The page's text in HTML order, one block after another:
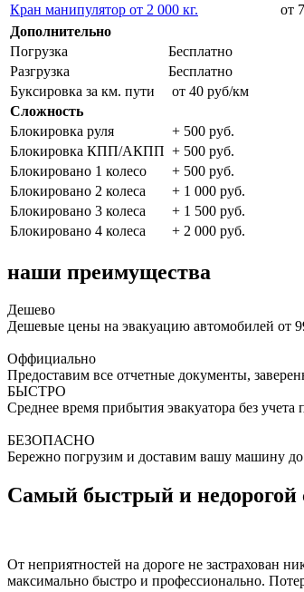
Кран манипулятор от 2 000 кг.
от
Дополнительно
Погрузка
Бесплатно
Разгрузка
Бесплатно
Буксировка за км. пути
от 40 руб/км
Сложность
Блокировка руля
+ 500 руб.
Блокировка КПП/АКПП + 500 руб.
Блокировано 1 колесо
+ 500 руб.
Блокировано 2 колеса
+ 1 000 руб.
Блокировано 3 колеса
+ 1 500 руб.
Блокировано 4 колеса
+ 2 000 руб.
наши преимущества
Дешево
Дешевые цены на эвакуацию автомобилей от
Оффициально
Предоставим все отчетные документы,
БЫСТРО
Среднее время прибытия эвакуатора без
БЕЗОПАСНО
Бережно погрузим и доставим вашу машину до
Самый быстрый и недорогой
От неприятностей на дороге не застрахован
максимально быстро и профессионально.